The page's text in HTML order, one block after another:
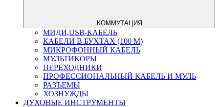
КОММУТАЦИЯ
МИДИ,USB-КАБЕЛЬ
КАБЕЛИ В БУХТАХ (100 М)
МИКРОФОННЫЙ КАБЕЛЬ
МУЛЬТИКОРЫ
ПЕРЕХОДНИКИ
ПРОФЕССИОНАЛЬНЫЙ КАБЕЛЬ И МУЛЬ
РАЗЪЕМЫ
ХОЗНУЖДЫ
ДУХОВЫЕ ИНСТРУМЕНТЫ